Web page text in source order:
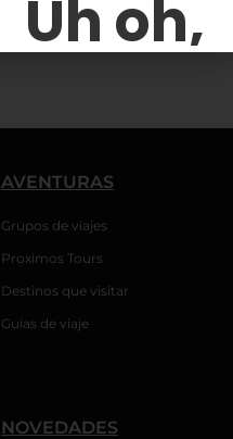
AVENTURAS
Grupos de viajes
Proximos Tours
Destinos que visitar
Guias de viaje
NOVEDADES